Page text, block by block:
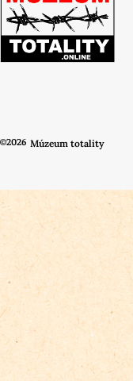
©2026 Múzeum totality